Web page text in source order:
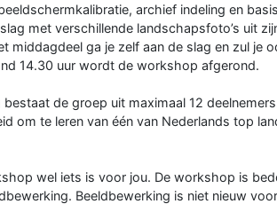
archief indeling en
met verschillende landschapsfoto’s uit
middagdeel ga je zelf aan de slag en zul je
14.30 uur wordt de workshop afgerond.
de groep uit maximaal 12
om te leren van één van Nederlands top
wel iets is voor jou. De workshop is
Beeldbewerking is niet nieuw